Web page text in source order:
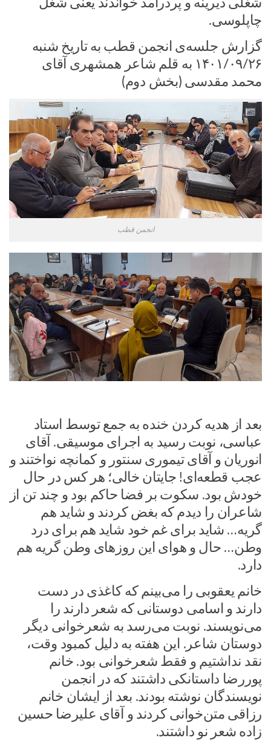
چاپلوسی.
گزارش جلسه‌ی انجمن قطب به تاریخ شنبه
۱۴۰۱/۰۹/۲۶ به قلم شاعر همشهری آقای
محمد مقدسی (بخش دوم)
انجمن قطب
بعد از هدیه کردن خنده به جمع توسط استاد
عباسی، نوبت رسید به اجرای موسیقی. آقای
انوریان و آقای تیموری سنتور و کمانچه نواختند و
عجب قطعه‌ای! جایتان خالی؛ هر کس در حال
خودش بود. سکوت بر فضا حاکم بود و چند تن از
شاعران را دیدم که بغض کردند و شاید هم
گریه… شاید برای غم خود شاید هم برای درد
وطن… حال و هوای این روزهای وطن گریه هم
دارد.
خانم یعقوبی را می‌بینم که کاغذی در دست
دارند و اسامی دوستانی که شعر دارند را
می‌نویسند. نوبت می‌رسد به شعرخوانی دیگر
دوستان شاعر. این هفته به دلیل کمبود وقت،
نقد نداشتیم و فقط شعرخوانی بود. خانم
پوررضا داستانکی داشتند که در انجمن
نویسندگان نوشته بودند. بعد از ایشان خانم
رزاقی متن‌خوانی کردند و آقای علیرضا حسین
زاده شعر نو داشتند.